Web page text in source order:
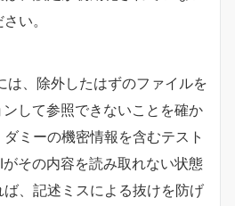
い。
、除外したはずのファイルを
して参照できないことを確か
ミーの機密情報を含むテスト
その内容を読み取れない状態
、記述ミスによる抜けを防げ